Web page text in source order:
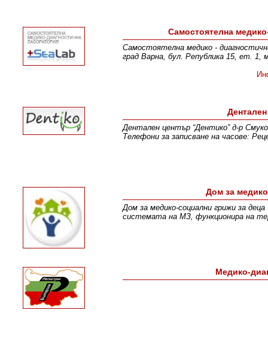
Самостоятелна
Самостоятелна медико -
град Варна, бул. Република 15, ет. 1,
Дентален център “Дентико” д-р
Телефони за записване на часове:
Дом за
Дом за медико-социални грижи за
системата на МЗ, функционира на
Медико-